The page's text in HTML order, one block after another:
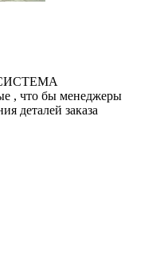
, что бы менеджеры
деталей заказа